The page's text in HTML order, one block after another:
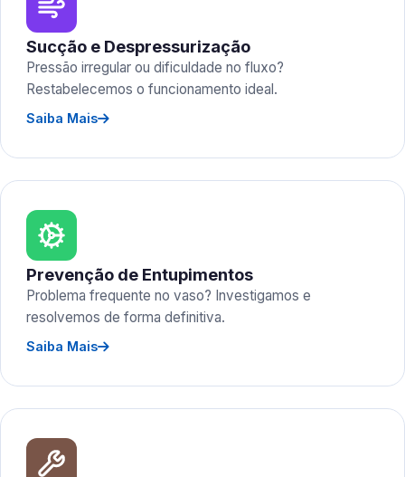
Sucção e Despressurização
Pressão irregular ou dificuldade no fluxo?
Restabelecemos o funcionamento ideal.
Saiba Mais
Prevenção de Entupimentos
Problema frequente no vaso? Investigamos e
resolvemos de forma definitiva.
Saiba Mais